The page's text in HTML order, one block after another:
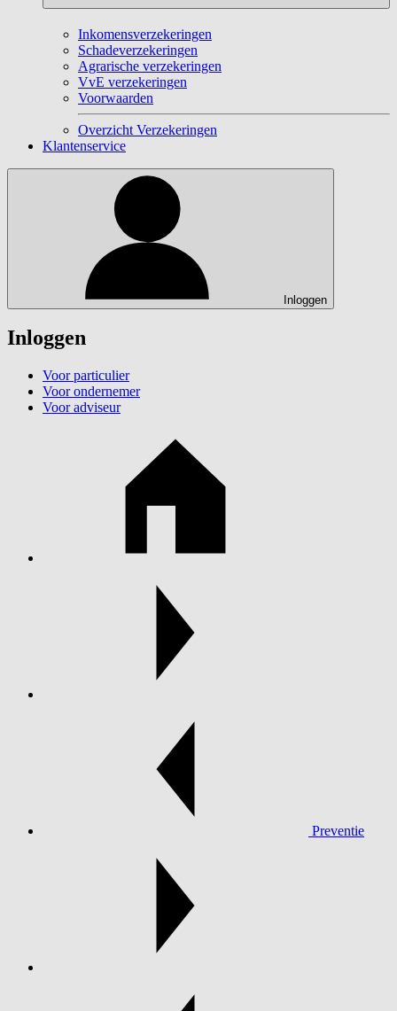
Inkomensverzekeringen
Schadeverzekeringen
Agrarische verzekeringen
VvE verzekeringen
Voorwaarden
Overzicht Verzekeringen
Klantenservice
Inloggen
Inloggen
Voor particulier
Voor ondernemer
Voor adviseur
Preventie